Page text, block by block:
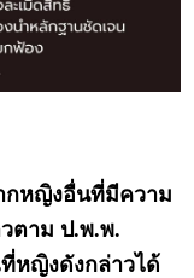
กหญิงอื่นที่มีความ
ตาม ป.พ.พ.
หญิงดังกล่าวได้